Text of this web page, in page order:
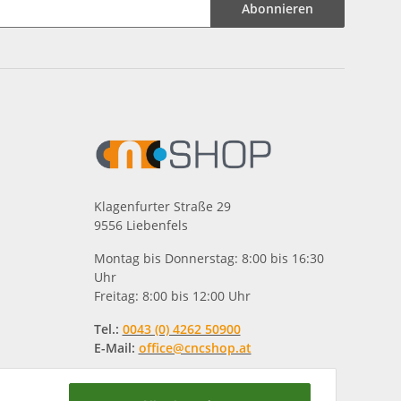
Abonnieren
Klagenfurter Straße 29
9556 Liebenfels
Montag bis Donnerstag: 8:00 bis 16:30
Uhr
Freitag: 8:00 bis 12:00 Uhr
Tel.: 0043 (0) 4262 50900
E-Mail: office@cncshop.at